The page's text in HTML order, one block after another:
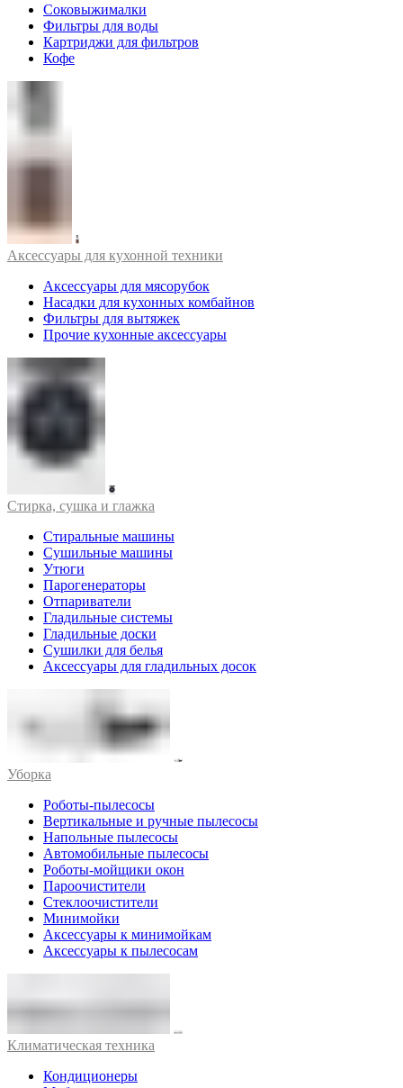
Соковыжималки
Фильтры для воды
Картриджи для фильтров
Кофе
Аксессуары для кухонной техники
Аксессуары для мясорубок
Насадки для кухонных комбайнов
Фильтры для вытяжек
Прочие кухонные аксессуары
Стирка, сушка и глажка
Стиральные машины
Сушильные машины
Утюги
Парогенераторы
Отпариватели
Гладильные системы
Гладильные доски
Сушилки для белья
Аксессуары для гладильных досок
Уборка
Роботы-пылесосы
Вертикальные и ручные пылесосы
Напольные пылесосы
Автомобильные пылесосы
Роботы-мойщики окон
Пароочистители
Стеклоочистители
Минимойки
Аксессуары к минимойкам
Аксессуары к пылесосам
Климатическая техника
Кондиционеры